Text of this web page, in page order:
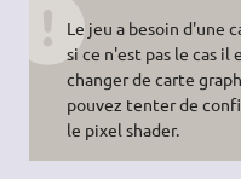
Le jeu a besoin d'une
si ce n'est pas le cas il
changer de carte
pouvez tenter de
le pixel shader.